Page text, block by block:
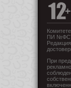
ПИ
При